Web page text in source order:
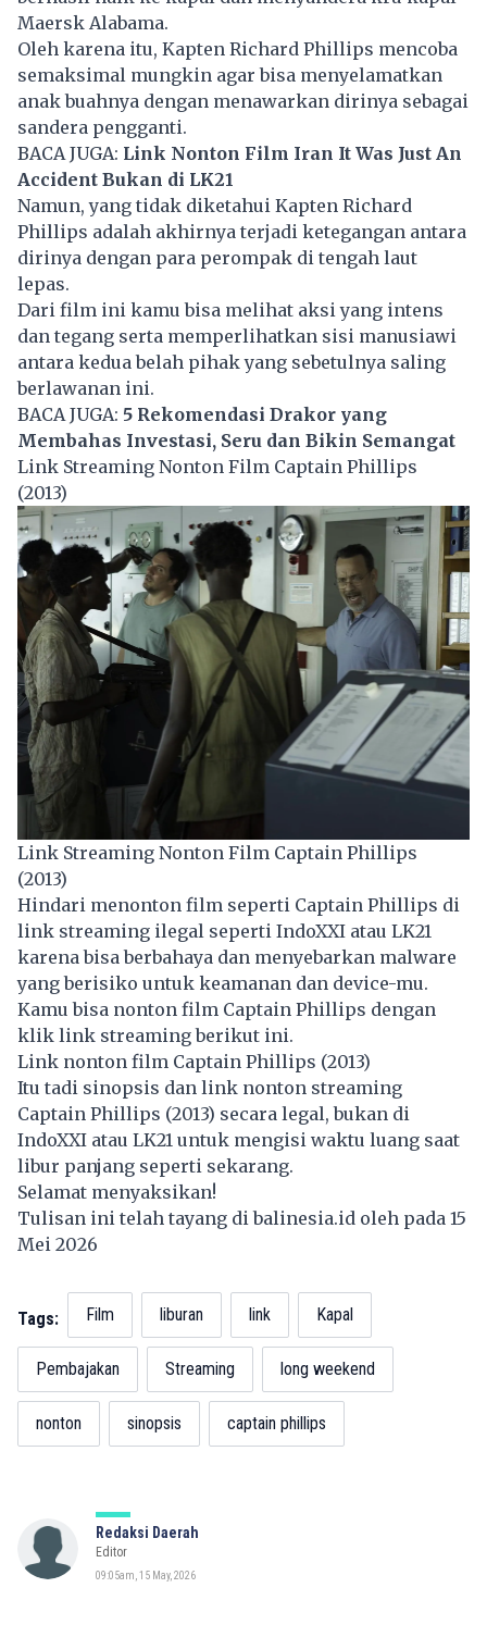
Maersk Alabama.
Oleh karena itu, Kapten Richard Phillips mencoba
semaksimal mungkin agar bisa menyelamatkan
anak buahnya dengan menawarkan dirinya sebagai
sandera pengganti.
BACA JUGA: Link Nonton Film Iran It Was Just An
Accident Bukan di LK21
Namun, yang tidak diketahui Kapten Richard
Phillips adalah akhirnya terjadi ketegangan antara
dirinya dengan para perompak di tengah laut
lepas.
Dari film ini kamu bisa melihat aksi yang intens
dan tegang serta memperlihatkan sisi manusiawi
antara kedua belah pihak yang sebetulnya saling
berlawanan ini.
BACA JUGA: 5 Rekomendasi Drakor yang
Membahas Investasi, Seru dan Bikin Semangat
Link Streaming Nonton Film Captain Phillips
(2013)
Link Streaming Nonton Film Captain Phillips
(2013)
Hindari menonton film seperti Captain Phillips di
link streaming ilegal seperti IndoXXI atau LK21
karena bisa berbahaya dan menyebarkan malware
yang berisiko untuk keamanan dan device-mu.
Kamu bisa nonton film Captain Phillips dengan
klik link streaming berikut ini.
Link nonton film Captain Phillips (2013)
Itu tadi sinopsis dan link nonton streaming
Captain Phillips (2013) secara legal, bukan di
IndoXXI atau LK21 untuk mengisi waktu luang saat
libur panjang seperti sekarang.
Selamat menyaksikan!
Tulisan ini telah tayang dibalinesia.id oleh pada 15
Mei 2026
Tags: Film liburan link Kapal
Pembajakan Streaming long weekend
nonton sinopsis captain phillips
Redaksi Daerah
Editor
09:05am, 15 May, 2026